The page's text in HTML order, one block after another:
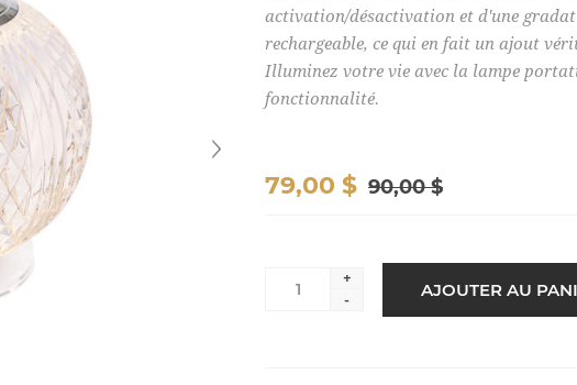
activation/désactivation et d'une
rechargeable, ce qui en fait un ajout
Illuminez votre vie avec la lampe
fonctionnalité.
90,00 $
79,00 $
+
-